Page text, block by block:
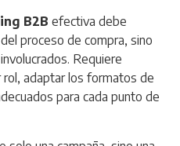
B2B efectiva debe
proceso de compra, sino
Requiere
adaptar los formatos de
para cada punto de